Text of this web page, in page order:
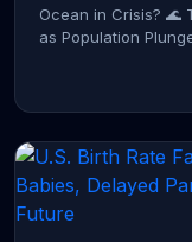
Ocean in Crisis? 🌊
as Population